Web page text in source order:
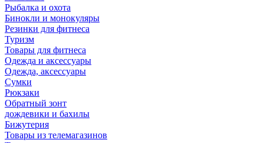
Рыбалка и охота
Бинокли и монокуляры
Резинки для фитнеса
Туризм
Товары для фитнеса
Одежда и аксессуары
Одежда, аксессуары
Сумки
Рюкзаки
Обратный зонт
дождевики и бахилы
Бижутерия
Товары из телемагазинов